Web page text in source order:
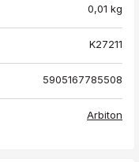
0,01 kg
K27211
5905167785508
Arbiton